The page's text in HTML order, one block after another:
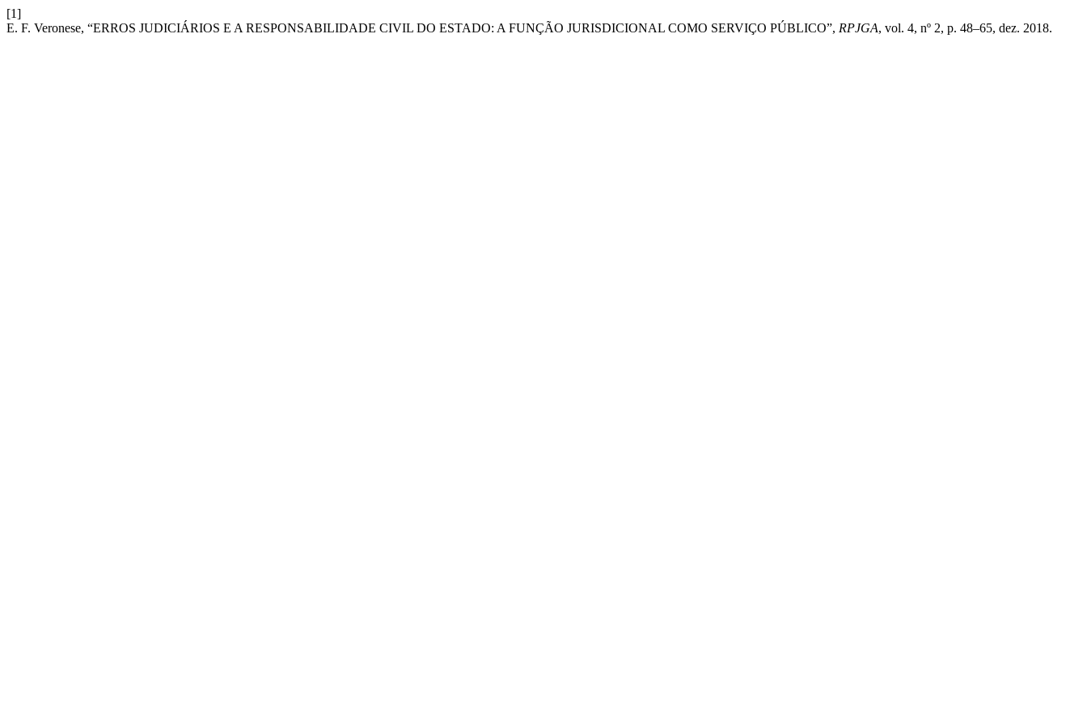
[1]
E. F. Veronese, “ERROS JUDICIÁRIOS E A RESPONSABILIDADE CIVIL DO ESTADO: A FUNÇÃO JURISDICIONAL COMO SERVIÇO PÚBLICO”, RPJGA, vol. 4, nº 2, p. 48–65, dez. 2018.